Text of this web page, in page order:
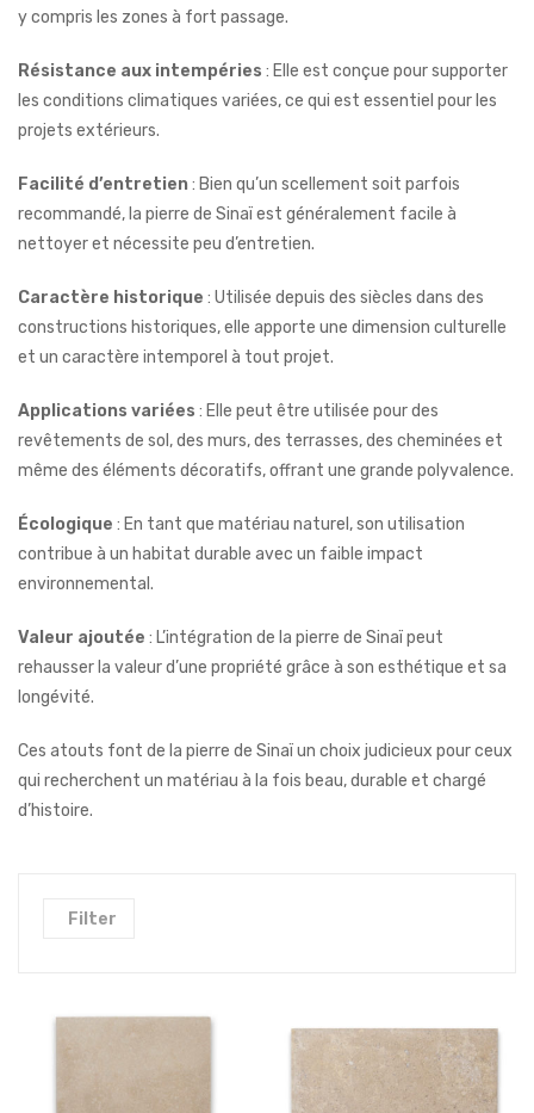
y compris les zones à fort passage.
Résistance aux intempéries : Elle est conçue pour supporter
les conditions climatiques variées, ce qui est essentiel pour les
projets extérieurs.
Facilité d’entretien: Bien qu’un scellement soit parfois
recommandé, la pierre de Sinaï est généralement facile à
nettoyer et nécessite peu d’entretien.
Caractère historique : Utilisée depuis des siècles dans des
constructions historiques, elle apporte une dimension culturelle
et un caractère intemporel à tout projet.
Applications variées : Elle peut être utilisée pour des
revêtements de sol, des murs, des terrasses, des cheminées et
même des éléments décoratifs, offrant une grande polyvalence.
Écologique : En tant que matériau naturel, son utilisation
contribue à un habitat durable avec un faible impact
environnemental.
Valeur ajoutée : L’intégration de la pierre de Sinaï peut
rehausser la valeur d’une propriété grâce à son esthétique et sa
longévité.
Ces atouts font de la pierre de Sinaï un choix judicieux pour ceux
qui recherchent un matériau à la fois beau, durable et chargé
d’histoire.
Filter